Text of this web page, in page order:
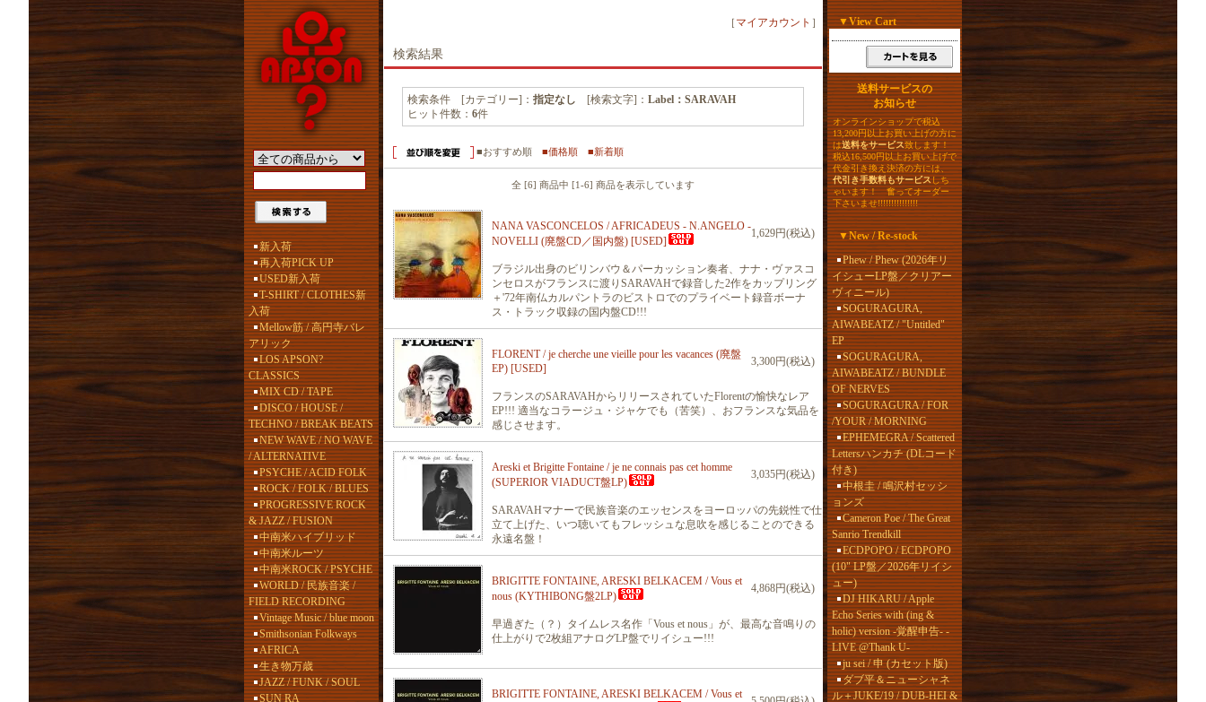
新入荷
再入荷PICK UP
USED新入荷
T-SHIRT / CLOTHES新
入荷
Mellow筋 / 高円寺バレ
アリック
LOS APSON?
CLASSICS
MIX CD / TAPE
DISCO / HOUSE /
TECHNO / BREAK BEATS
NEW WAVE / NO WAVE
/ ALTERNATIVE
PSYCHE / ACID FOLK
ROCK / FOLK / BLUES
PROGRESSIVE ROCK
& JAZZ / FUSION
中南米ハイブリッド
中南米ルーツ
中南米ROCK / PSYCHE
WORLD / 民族音楽 /
FIELD RECORDING
Vintage Music / blue moon
Smithsonian Folkways
AFRICA
生き物万歳
JAZZ / FUNK / SOUL
SUN RA
［ マイアカウント ］
検索結果
検索条件 [カテゴリー]： 指定なし [検索文字]： Label：SARAVAH
ヒット件数： 6件
■おすすめ順 ■価格順 ■新着順
全 [6] 商品中 [1-6] 商品を表示しています
NANA VASCONCELOS / AFRICADEUS - N.ANGELO -
NOVELLI (廃盤CD／国内盤) [USED]
1,629円(税込)
ブラジル出身のビリンバウ＆パーカッション奏者、ナナ・ヴァスコ
ンセロスがフランスに渡りSARAVAHで録音した2作をカップリング
＋'72年南仏カルパントラのビストロでのプライベート録音ボーナ
ス・トラック収録の国内盤CD!!!
FLORENT / je cherche une vieille pour les vacances (廃盤
EP) [USED]
3,300円(税込)
フランスのSARAVAHからリリースされていたFlorentの愉快なレア
EP!!! 適当なコラージュ・ジャケでも（苦笑）、おフランスな気品を
感じさせます。
Areski et Brigitte Fontaine / je ne connais pas cet homme
(SUPERIOR VIADUCT盤LP)
3,035円(税込)
SARAVAHマナーで民族音楽のエッセンスをヨーロッパの先鋭性で仕
立て上げた、いつ聴いてもフレッシュな息吹を感じることのできる
永遠名盤！
BRIGITTE FONTAINE, ARESKI BELKACEM / Vous et
nous (KYTHIBONG盤2LP)
4,868円(税込)
早過ぎた（？）タイムレス名作「Vous et nous」が、最高な音鳴りの
仕上がりで2枚組アナログLP盤でリイシュー!!!
BRIGITTE FONTAINE, ARESKI BELKACEM / Vous et
▼View Cart
送料サービスの
お知らせ
オンラインショップで税込
13,200円以上お買い上げの方に
は送料をサービス致します！
税込16,500円以上お買い上げで
代金引き換え決済の方には、
代引き手数料もサービスしち
ゃいます！ 奮ってオーダー
下さいませ!!!!!!!!!!!!!!!
▼New / Re-stock
Phew / Phew (2026年リ
イシューLP盤／クリアー
ヴィニール)
SOGURAGURA,
AIWABEATZ / "Untitled"
EP
SOGURAGURA,
AIWABEATZ / BUNDLE
OF NERVES
SOGURAGURA / FOR
/YOUR / MORNING
EPHEMEGRA / Scattered
Lettersハンカチ (DLコード
付き)
中根圭 / 鳴沢村セッシ
ョンズ
Cameron Poe / The Great
Sanrio Trendkill
ECDPOPO / ECDPOPO
(10" LP盤／2026年リイシ
ュー)
DJ HIKARU / Apple
Echo Series with (ing &
holic) version -覚醒申告- -
LIVE @Thank U-
ju sei / 申 (カセット版)
ダブ平＆ニューシャネ
ル＋JUKE/19 / DUB-HEI &